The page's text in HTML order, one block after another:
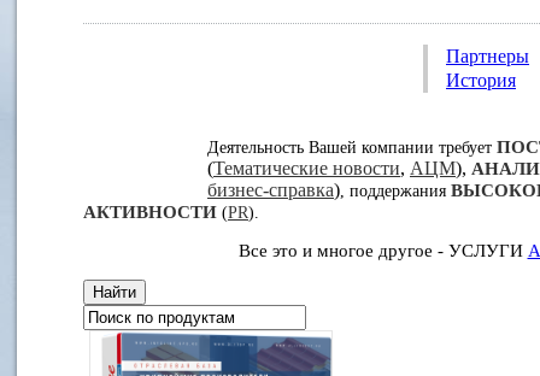
Партнеры
История
Деятельность Вашей компании требует
(Тематические новости, АЦМ),
бизнес-справка), поддержания
АКТИВНОСТИ (PR).
Все это и многое другое - УСЛУГИ